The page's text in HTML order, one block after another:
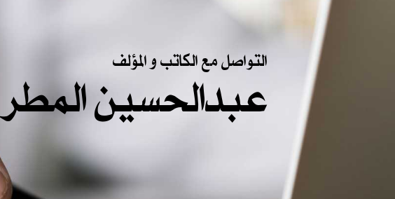
التواصل مع الكاتب و المؤلف
عبدالحسين المطر